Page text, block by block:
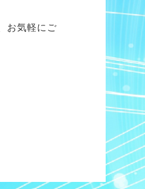
お気軽にご